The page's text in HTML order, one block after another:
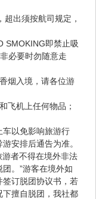
出须按航司规定，
SMOKING即禁止吸
必要时勿随意走
烟入境，请各位游
飞机上任何物品；
车以免影响旅游行
安排后通告为准。
者不得在境外非法
。”游客在境外如
订脱团协议书，若
擅自脱团，我社都